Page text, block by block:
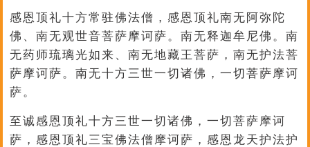
感恩顶礼十方常驻佛法僧，感恩顶礼南无阿弥陀
佛、南无观世音菩萨摩诃萨。南无释迦牟尼佛。南
无药师琉璃光如来、南无地藏王菩萨，南无护法菩
萨摩诃萨。南无十方三世一切诸佛，一切菩萨摩诃
萨。
至诚感恩顶礼十方三世一切诸佛，一切菩萨摩诃
萨，感恩顶礼三宝佛法僧摩诃萨，感恩龙天护法护